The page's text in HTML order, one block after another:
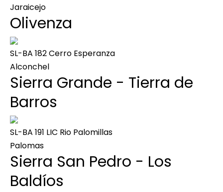
Jaraicejo
Olivenza
SL-BA 182 Cerro Esperanza
Alconchel
Sierra Grande - Tierra de
Barros
SL-BA 191 LIC Rio Palomillas
Palomas
Sierra San Pedro - Los
Baldíos